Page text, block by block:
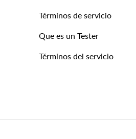
Términos de servicio
Que es un Tester
Términos del servicio